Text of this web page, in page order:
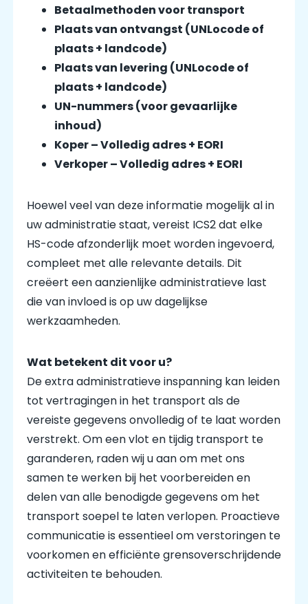
Betaalmethoden voor transport
Plaats van ontvangst (UNLocode of
plaats + landcode)
Plaats van levering (UNLocode of
plaats + landcode)
UN-nummers (voor gevaarlijke
inhoud)
Koper – Volledig adres + EORI
Verkoper – Volledig adres + EORI
Hoewel veel van deze informatie mogelijk al in
uw administratie staat, vereist ICS2 dat elke
HS-code afzonderlijk moet worden ingevoerd,
compleet met alle relevante details. Dit
creëert een aanzienlijke administratieve last
die van invloed is op uw dagelijkse
werkzaamheden.
Wat betekent dit voor u?
De extra administratieve inspanning kan leiden
tot vertragingen in het transport als de
vereiste gegevens onvolledig of te laat worden
verstrekt. Om een ​​vlot en tijdig transport te
garanderen, raden wij u aan om met ons
samen te werken bij het voorbereiden en
delen van alle benodigde gegevens om het
transport soepel te laten verlopen. Proactieve
communicatie is essentieel om verstoringen te
voorkomen en efficiënte grensoverschrijdende
activiteiten te behouden.